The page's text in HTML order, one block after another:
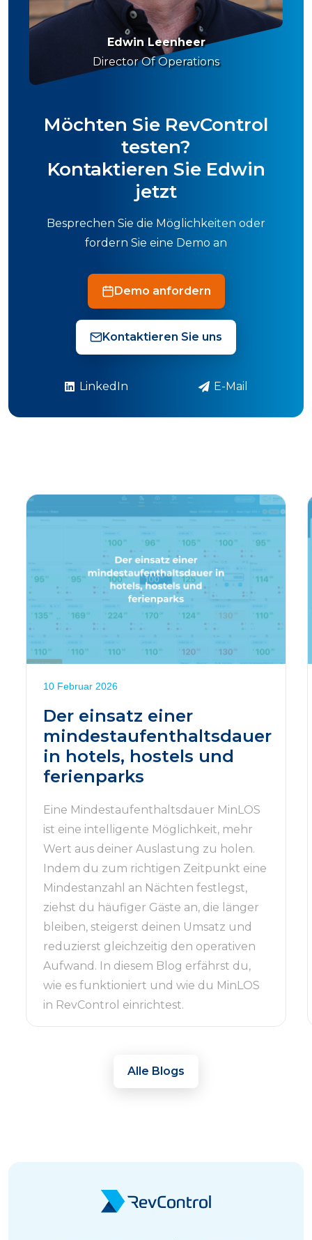
Edwin Leenheer
Director Of Operations
Möchten Sie RevControl
testen?
Kontaktieren Sie Edwin
jetzt
Besprechen Sie die Möglichkeiten oder
fordern Sie eine Demo an
Demo anfordern
Kontaktieren Sie uns
LinkedIn E-Mail
10 Februar 2026
Der einsatz einer
mindestaufenthaltsdauer
in hotels, hostels und
ferienparks
Eine Mindestaufenthaltsdauer MinLOS
ist eine intelligente Möglichkeit, mehr
Wert aus deiner Auslastung zu holen.
Indem du zum richtigen Zeitpunkt eine
Mindestanzahl an Nächten festlegst,
ziehst du häufiger Gäste an, die länger
bleiben, steigerst deinen Umsatz und
reduzierst gleichzeitig den operativen
Aufwand. In diesem Blog erfährst du,
wie es funktioniert und wie du MinLOS
in RevControl einrichtest.
Alle Blogs